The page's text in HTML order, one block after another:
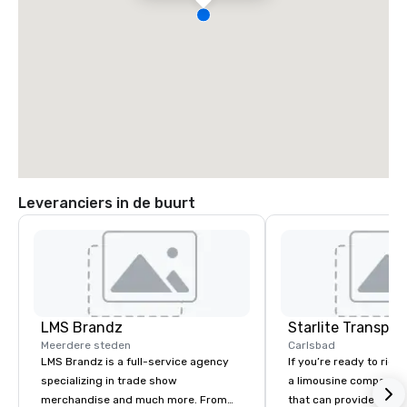
Leveranciers in de buurt
LMS Brandz
Meerdere steden
LMS Brandz is a full-service agency
specializing in trade show
merchandise and much more. From
Carlsbad
If you’re ready to ride
a limousine company
that can provide you